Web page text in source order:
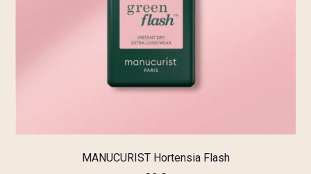
MANUCURIST Hortensia Flash